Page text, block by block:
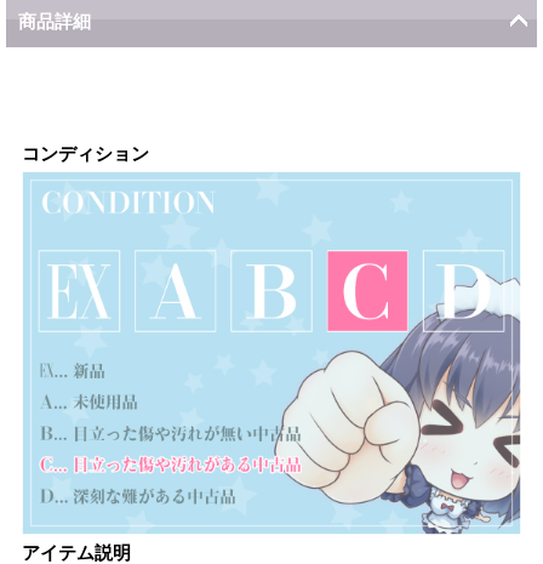
商品詳細
コンディション
アイテム説明